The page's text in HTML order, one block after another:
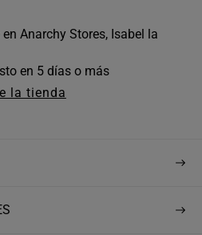
Anarchy Stores, Isabel la
en 5 días o más
la tienda